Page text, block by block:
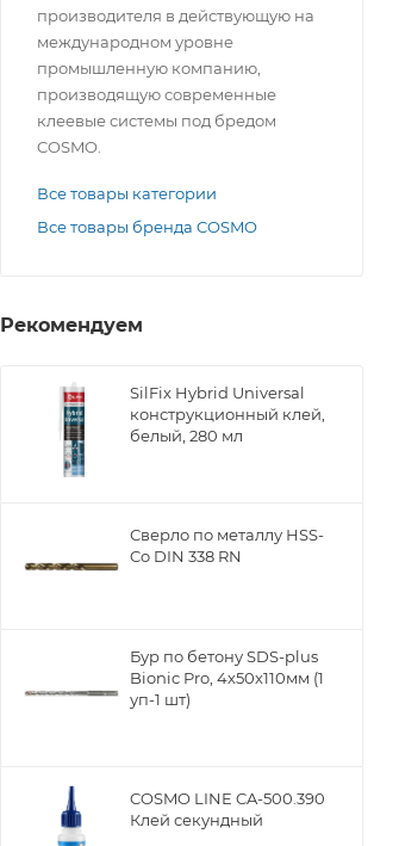
производителя в действующую на
международном уровне
промышленную компанию,
производящую современные
клеевые системы под бредом
COSMO.
Все товары категории
Все товары бренда COSMO
Рекомендуем
SilFix Hybrid Universal
конструкционный клей,
белый, 280 мл
Сверло по металлу НSS-
Co DIN 338 RN
Бур по бетону SDS-plus
Bionic Pro, 4х50х110мм (1
уп-1 шт)
COSMO LINE CA-500.390
Клей секундный